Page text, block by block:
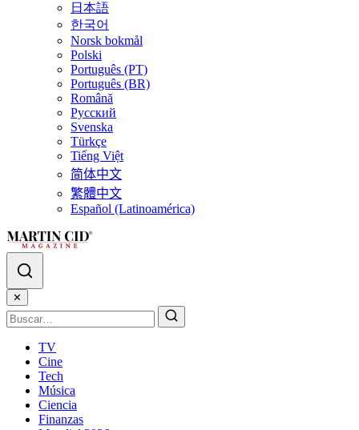
日本語
한국어
Norsk bokmål
Polski
Português (PT)
Português (BR)
Română
Русский
Svenska
Türkçe
Tiếng Việt
简体中文
繁體中文
Español (Latinoamérica)
✕
TV
Cine
Tech
Música
Ciencia
Finanzas